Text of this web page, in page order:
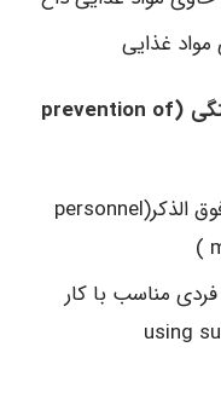
غذایی
راههای مقابله از بروز حوادث سوختگی (prevention of
– آشنایی پرسنل با مخاطرات فوق الذکر(personnel
مناسب با کار
(using